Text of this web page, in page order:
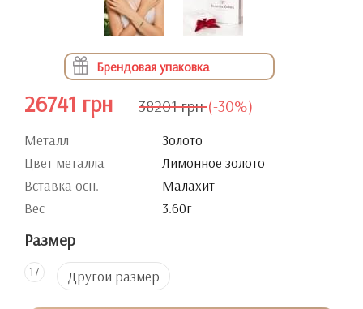
Брендовая упаковка
26741 грн 38201 грн (-30%)
Металл
Золото
Цвет металла
Лимонное золото
Вставка осн.
Малахит
Вес
3.60г
Размер
17 Другой размер